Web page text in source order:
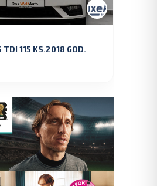
TDI 115 KS.2018 GOD.